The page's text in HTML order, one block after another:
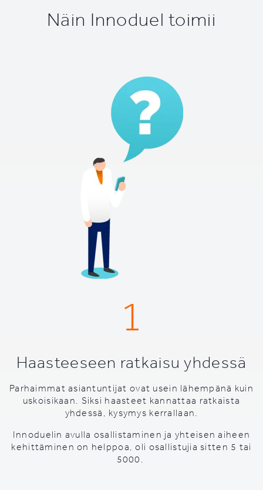
Näin Innoduel toimii
1
Haasteeseen ratkaisu yhdessä
Parhaimmat asiantuntijat ovat usein lähempänä kuin
uskoisikaan. Siksi haasteet kannattaa ratkaista
yhdessä, kysymys kerrallaan.
Innoduelin avulla osallistaminen ja yhteisen aiheen
kehittäminen on helppoa, oli osallistujia sitten 5 tai
5000.